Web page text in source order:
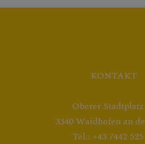
KONTAKT
Oberer
3340 Waidhofen an
Tel.: +43 7442